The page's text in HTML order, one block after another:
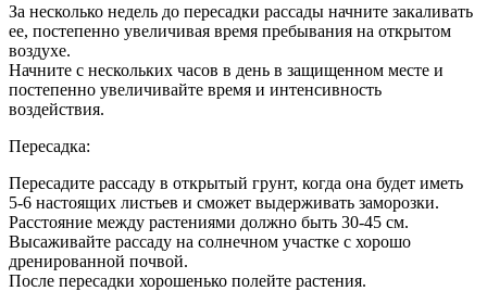
За несколько недель до пересадки рассады начните закаливать
ее, постепенно увеличивая время пребывания на открытом
воздухе.
Начните с нескольких часов в день в защищенном месте и
постепенно увеличивайте время и интенсивность
воздействия.
Пересадка:
Пересадите рассаду в открытый грунт, когда она будет иметь
5-6 настоящих листьев и сможет выдерживать заморозки.
Расстояние между растениями должно быть 30-45 см.
Высаживайте рассаду на солнечном участке с хорошо
дренированной почвой.
После пересадки хорошенько полейте растения.